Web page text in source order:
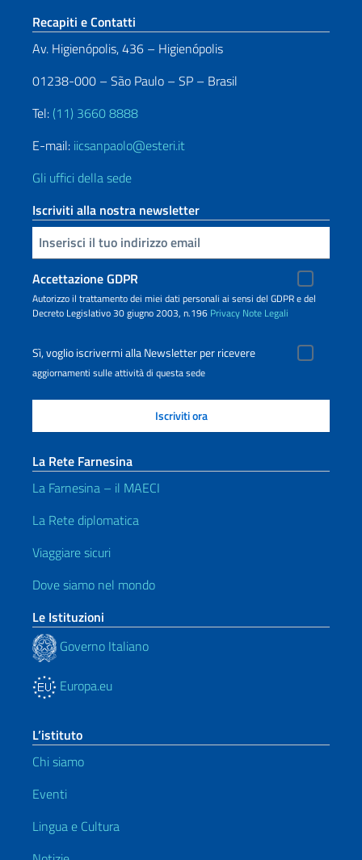
Sezione footer
Recapiti e Contatti
Av. Higienópolis, 436 – Higienópolis
01238-000 – São Paulo – SP – Brasil
Tel: (11) 3660 8888
E-mail: iicsanpaolo@esteri.it
Gli uffici della sede
Iscriviti alla nostra newsletter
Inserisci la tua email
Accettazione GDPR
Autorizzo il trattamento dei miei dati personali ai sensi del GDPR e del
Decreto Legislativo 30 giugno 2003, n.196 Privacy Note Legali
Sì, voglio iscrivermi alla Newsletter per ricevere
aggiornamenti sulle attività di questa sede
La Rete Farnesina
La Farnesina – il MAECI
La Rete diplomatica
Viaggiare sicuri
Dove siamo nel mondo
Le Istituzioni
Governo Italiano
Europa.eu
L’istituto
Chi siamo
Eventi
Lingua e Cultura